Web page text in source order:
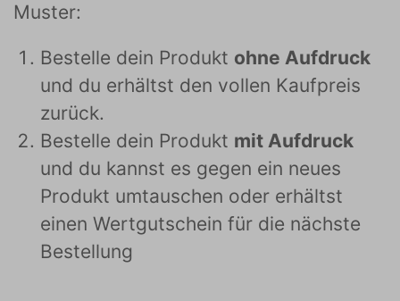
Muster:
Bestelle dein Produkt ohne Aufdruck
und du erhältst den vollen Kaufpreis
zurück.
Bestelle dein Produkt mit Aufdruck
und du kannst es gegen ein neues
Produkt umtauschen oder erhältst
einen Wertgutschein für die nächste
Bestellung